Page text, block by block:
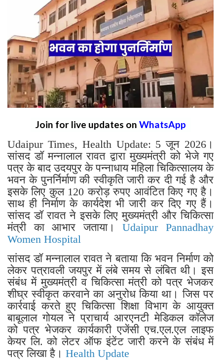
Join for live updates on WhatsApp
Udaipur Times, Health Update: 5 जून 2026।
सांसद डॉ मन्नालाल रावत द्वारा मुख्यमंत्री को भेजे गए
पत्र के बाद उदयपुर के पन्नाधाय महिला चिकित्सालय के
भवन के पुनर्निर्माण की स्वीकृति जारी कर दी गई है और
इसके लिए कुल 120 करोड़ रुपए आवंटित किए गए है।
साथ ही निर्माण के कार्यदेश भी जारी कर दिए गए हैं।
सांसद डॉ रावत ने इसके लिए मुख्यमंत्री और चिकित्सा
मंत्री का आभार जताया।Udaipur Pannadhay
Women Hospital
सांसद डॉ मन्नालाल रावत ने बताया कि भवन निर्माण को
लेकर पत्रावली जयपुर में लंबे समय से लंबित थी। इस
संबंध में मुख्यमंत्री व चिकित्सा मंत्री को पत्र भेजकर
शीघ्र स्वीकृत करवाने का अनुरोध किया था। जिस पर
कार्रवाई करते हुए चिकित्सा शिक्षा विभाग के आयुक्त
बाबूलाल गोयल ने प्राचार्य आरएनटी मेडिकल कॉलेज
को पत्र भेजकर कार्यकारी एजेंसी एच.एल.एल लाइफ
केयर लि. को लेटर ऑफ इंटेंट जारी करने के संबंध में
पत्र लिखा है। Health Update